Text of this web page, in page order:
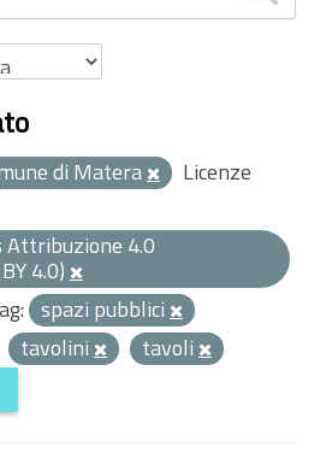
di Matera
Licenze
Attribuzione 4.0
4.0)
spazi pubblici
tavolini tavoli